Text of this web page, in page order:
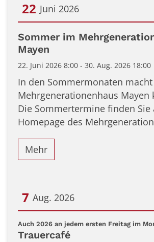
22 Juni 2026
Datum: 22. Juni 2026
Sommer im
Mayen
22. Juni 2026 8:00 - 30. Aug. 2026 18:00
In den Sommermonaten macht
Mehrgenerationenhaus Mayen
Die Sommertermine finden Sie
Homepage des
Mehr
7 Aug. 2026
Datum: 7. August 2026
Auch 2026 an jedem ersten Freitag im
Trauercafé